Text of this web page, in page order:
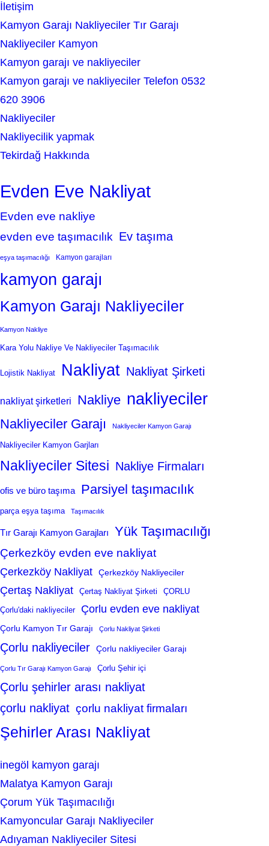
İletişim
Kamyon Garajı Nakliyeciler Tır Garajı
Nakliyeciler Kamyon
Kamyon garajı ve nakliyeciler
Kamyon garajı ve nakliyeciler Telefon 0532
620 3906
Nakliyeciler
Nakliyecilik yapmak
Tekirdağ Hakkında
Evden Eve Nakliyat
Evden eve nakliye
evden eve taşımacılık Ev taşıma
eşya taşımacılığı Kamyon garajları
kamyon garajı
Kamyon Garajı Nakliyeciler
Kamyon Nakliye
Kara Yolu Nakliye Ve Nakliyeciler Taşımacılık
Lojistik Nakliyat Nakliyat Nakliyat Şirketi
nakliyat şirketleri Nakliye nakliyeciler
Nakliyeciler Garajı Nakliyeciler Kamyon Garajı
Nakliyeciler Kamyon Garjları
Nakliyeciler Sitesi Nakliye Firmaları
ofis ve büro taşıma Parsiyel taşımacılık
parça eşya taşıma Taşımacılık
Tır Garajı Kamyon Garajları Yük Taşımacılığı
Çerkezköy evden eve nakliyat
Çerkezköy Nakliyat Çerkezköy Nakliyeciler
Çertaş Nakliyat Çertaş Nakliyat Şirketi ÇORLU
Çorlu'daki nakliyeciler Çorlu evden eve nakliyat
Çorlu Kamyon Tır Garajı Çorlu Nakliyat Şirketi
Çorlu nakliyeciler Çorlu nakliyeciler Garajı
Çorlu Tır Garajı Kamyon Garajı Çorlu Şehir içi
Çorlu şehirler arası nakliyat
çorlu nakliyat çorlu nakliyat firmaları
Şehirler Arası Nakliyat
inegöl kamyon garajı
Malatya Kamyon Garajı
Çorum Yük Taşımacılığı
Kamyoncular Garajı Nakliyeciler
Adıyaman Nakliyeciler Sitesi